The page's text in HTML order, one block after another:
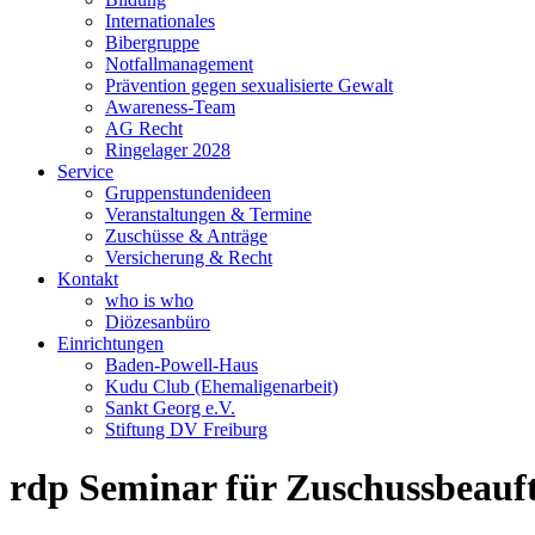
Internationales
Bibergruppe
Notfallmanagement
Prävention gegen sexualisierte Gewalt
Awareness-Team
AG Recht
Ringelager 2028
Service
Gruppenstundenideen
Veranstaltungen & Termine
Zuschüsse & Anträge
Versicherung & Recht
Kontakt
who is who
Diözesanbüro
Einrichtungen
Baden-Powell-Haus
Kudu Club (Ehemaligenarbeit)
Sankt Georg e.V.
Stiftung DV Freiburg
rdp Seminar für